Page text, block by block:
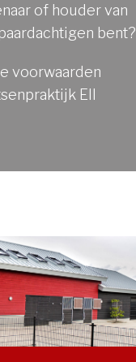
of houder van
bent?
voorwaarden
Ell